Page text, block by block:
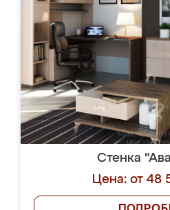
Стенка
Цена: от 48